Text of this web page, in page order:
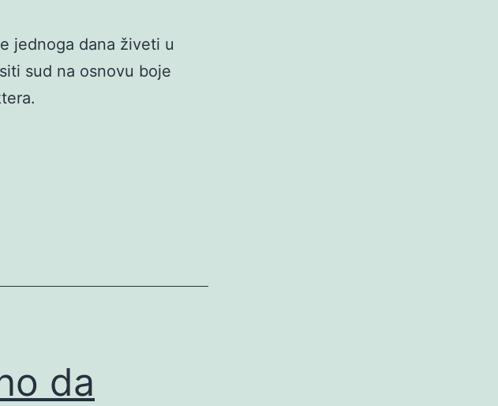
jednoga dana živeti u
sud na osnovu boje
da